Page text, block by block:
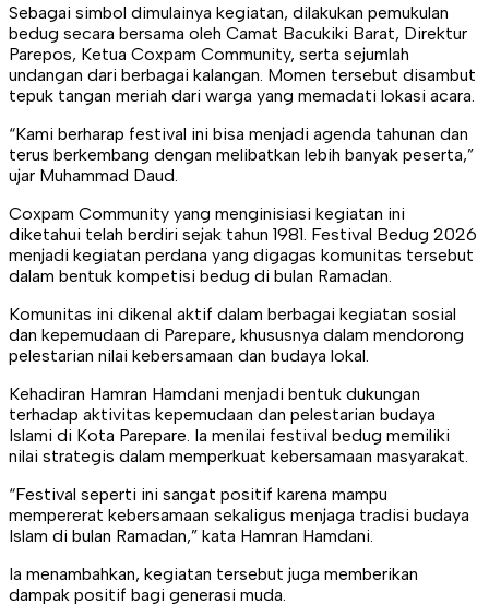
Sebagai simbol dimulainya kegiatan, dilakukan pemukulan
bedug secara bersama oleh Camat Bacukiki Barat, Direktur
Parepos, Ketua Coxpam Community, serta sejumlah
undangan dari berbagai kalangan. Momen tersebut disambut
tepuk tangan meriah dari warga yang memadati lokasi acara.
“Kami berharap festival ini bisa menjadi agenda tahunan dan
terus berkembang dengan melibatkan lebih banyak peserta,”
ujar Muhammad Daud.
Coxpam Community yang menginisiasi kegiatan ini
diketahui telah berdiri sejak tahun 1981. Festival Bedug 2026
menjadi kegiatan perdana yang digagas komunitas tersebut
dalam bentuk kompetisi bedug di bulan Ramadan.
Komunitas ini dikenal aktif dalam berbagai kegiatan sosial
dan kepemudaan di Parepare, khususnya dalam mendorong
pelestarian nilai kebersamaan dan budaya lokal.
Kehadiran Hamran Hamdani menjadi bentuk dukungan
terhadap aktivitas kepemudaan dan pelestarian budaya
Islami di Kota Parepare. Ia menilai festival bedug memiliki
nilai strategis dalam memperkuat kebersamaan masyarakat.
“Festival seperti ini sangat positif karena mampu
mempererat kebersamaan sekaligus menjaga tradisi budaya
Islam di bulan Ramadan,” kata Hamran Hamdani.
Ia menambahkan, kegiatan tersebut juga memberikan
dampak positif bagi generasi muda.